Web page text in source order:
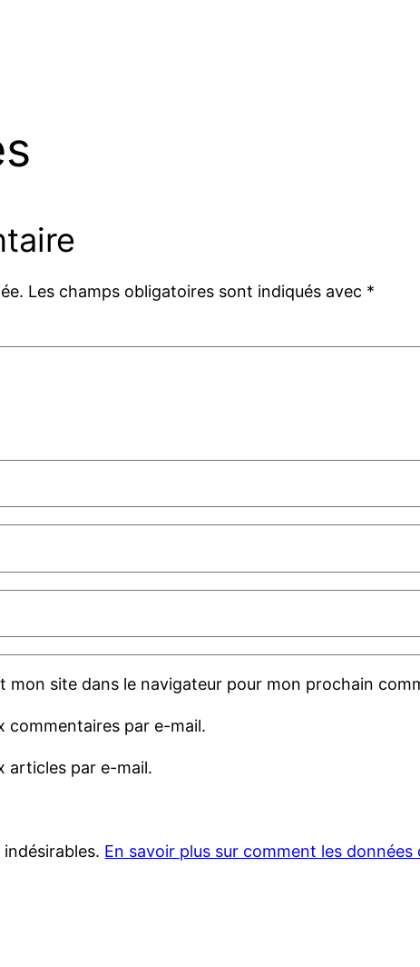
Les champs obligatoires sont indiqués avec *
mon site dans le navigateur pour mon prochain
commentaires par e-mail.
articles par e-mail.
En savoir plus sur comment les